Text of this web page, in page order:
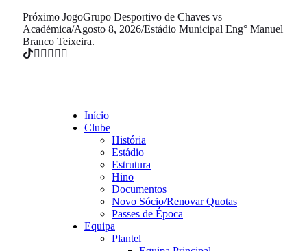
Próximo JogoGrupo Desportivo de Chaves vs
Académica/Agosto 8, 2026/Estádio Municipal Eng° Manuel
Branco Teixeira.
Início
Clube
História
Estádio
Estrutura
Hino
Documentos
Novo Sócio/Renovar Quotas
Passes de Época
Equipa
Plantel